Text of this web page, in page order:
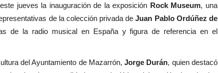
jueves la inauguración de la exposición Rock Museum, una
de la colección privada deJuan Pablo Ordúñez de
de la radio musical en España y figura de referencia en el
del Ayuntamiento de Mazarrón,Jorge Durán, quien destacó